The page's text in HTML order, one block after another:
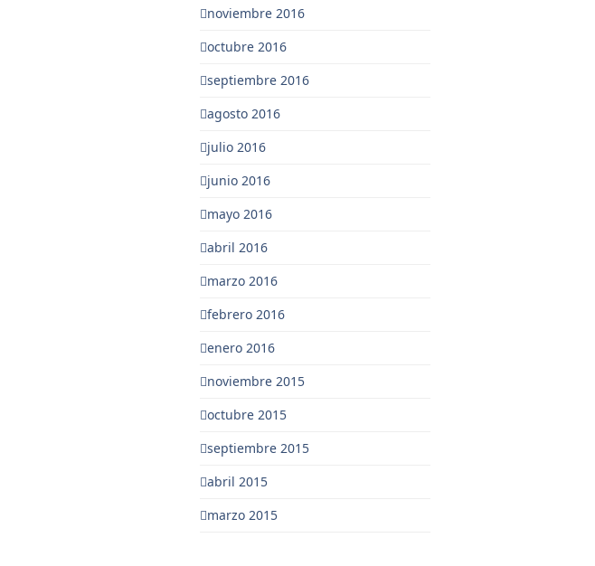
noviembre 2016
octubre 2016
septiembre 2016
agosto 2016
julio 2016
junio 2016
mayo 2016
abril 2016
marzo 2016
febrero 2016
enero 2016
noviembre 2015
octubre 2015
septiembre 2015
abril 2015
marzo 2015